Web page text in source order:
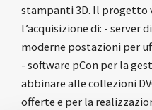
stampanti 3D. Il progetto
l’acquisizione di: - server
moderne postazioni per
- software pCon per la
abbinare alle collezioni
offerte e per la